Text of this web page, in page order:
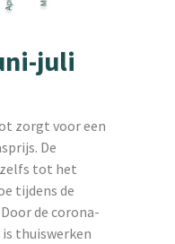
juli
zorgt voor een
De
tot het
tijdens de
de corona-
thuiswerken